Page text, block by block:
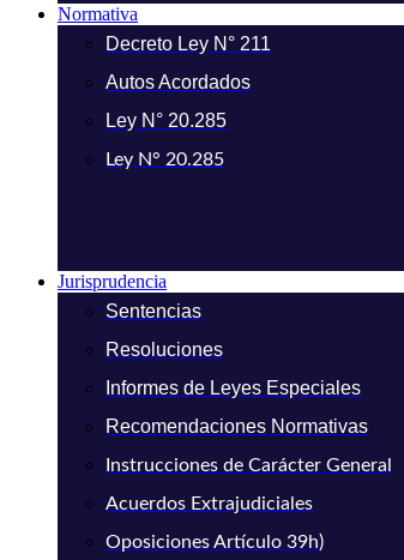
Normativa
Decreto Ley N° 211
Autos Acordados
Ley N° 20.285
Ley N° 20.285
Jurisprudencia
Sentencias
Resoluciones
Informes de Leyes Especiales
Recomendaciones Normativas
Instrucciones de Carácter General
Acuerdos Extrajudiciales
Oposiciones Artículo 39h)